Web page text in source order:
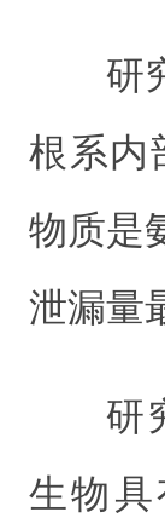
研
根系内
物质是
泄漏量
研
生物